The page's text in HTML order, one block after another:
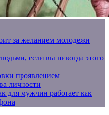
за желанием молодежи
если вы никогда этого
проявлением
личности
для мужчин работает как